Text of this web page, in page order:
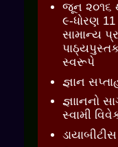
જૂન ૨૦૧૬
૯-ધોરણ 11
સામાન્ય
સ્વરૂપે
જ્ઞાન
જ્ઞાાનનો
સ્વામી
ડાયાબીટીસ